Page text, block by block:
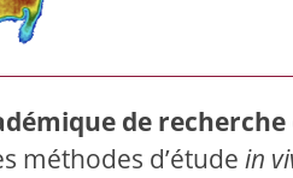
de recherche
méthodes d’étude in